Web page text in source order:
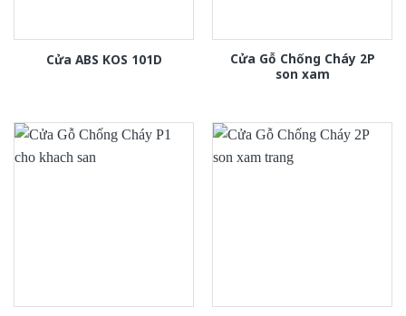
Cửa ABS KOS 101D
Cửa Gỗ Chống Cháy 2P
son xam